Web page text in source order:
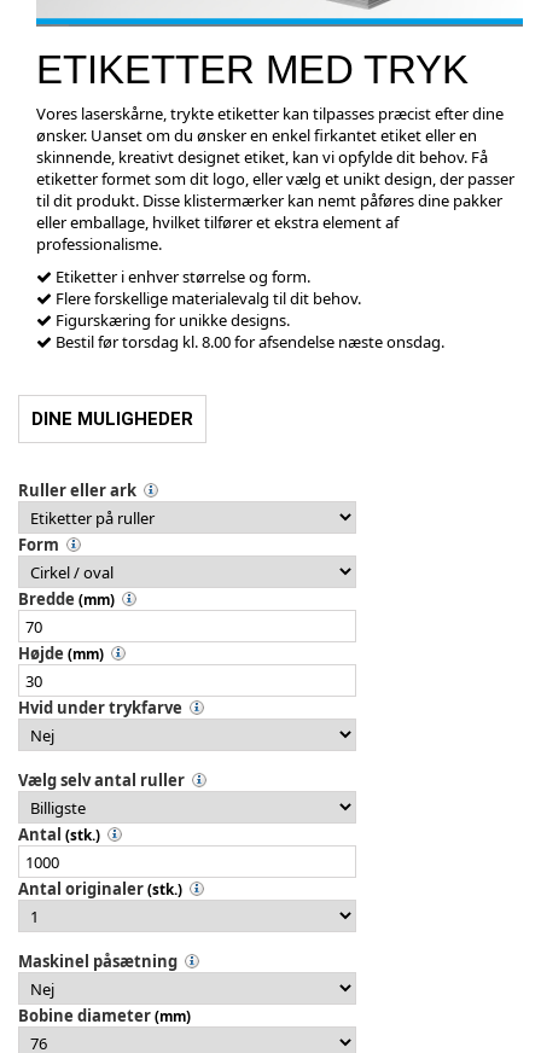
ETIKETTER MED TRYK
Vores laserskårne, trykte etiketter kan tilpasses præcist efter dine
ønsker. Uanset om du ønsker en enkel firkantet etiket eller en
skinnende, kreativt designet etiket, kan vi opfylde dit behov. Få
etiketter formet som dit logo, eller vælg et unikt design, der passer
til dit produkt. Disse klistermærker kan nemt påføres dine pakker
eller emballage, hvilket tilfører et ekstra element af
professionalisme.
Etiketter i enhver størrelse og form.
Flere forskellige materialevalg til dit behov.
Figurskæring for unikke designs.
Bestil før torsdag kl. 8.00 for afsendelse næste onsdag.
DINE MULIGHEDER
Ruller eller ark
Form
Bredde (mm)
Højde (mm)
Hvid under trykfarve
Vælg selv antal ruller
Antal (stk.)
Antal originaler(stk.)
Maskinel påsætning
Bobine diameter(mm)